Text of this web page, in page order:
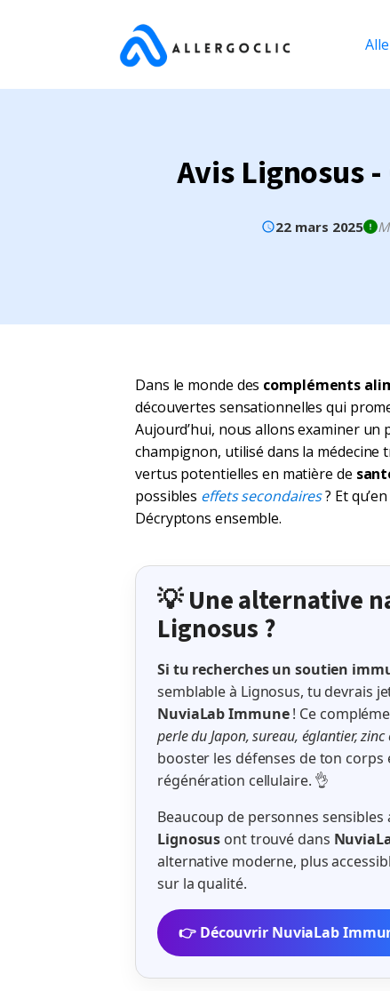
Avis Lignosus
22 mars 2025
Dans le monde des compléments
découvertes sensationnelles qui
Aujourd’hui, nous allons examiner un
champignon, utilisé dans la médecine
vertus potentielles en matière de
possibles effets secondaires? Et
Décryptons ensemble.
💡 Une alternative
Lignosus ?
Si tu recherches un soutien
semblable à Lignosus, tu devrais
NuviaLab Immune! Ce
perle du Japon, sureau, églantier,
booster les défenses de ton corps
régénération cellulaire. 👌
Beaucoup de personnes sensibles
Lignosus ont trouvé dans
alternative moderne, plus
sur la qualité.
👉 Découvrir NuviaLab